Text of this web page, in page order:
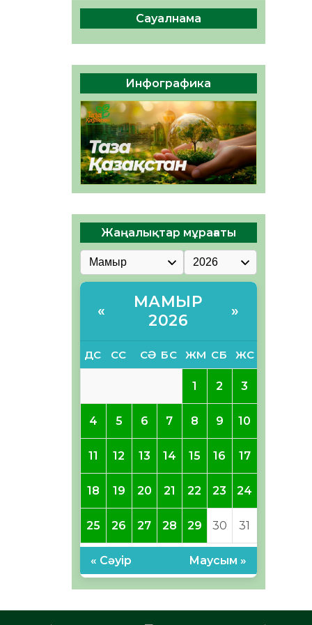
Руслан Рүстемұлы облыс
әкімінің кеңесшісі болып
тағайындалды
05.08.2026
43 0
Сауалнама
Инфографика
Жаңалықтар мұрағаты
«
МАМЫР
2026
»
ДС СС СӘ БС ЖМ СБ ЖС
1 2 3
4 5 6 7 8 9 10
11 12 13 14 15 16 17
18 19 20 21 22 23 24
25 26 27 28 29 30 31
« Сәуір Маусым »